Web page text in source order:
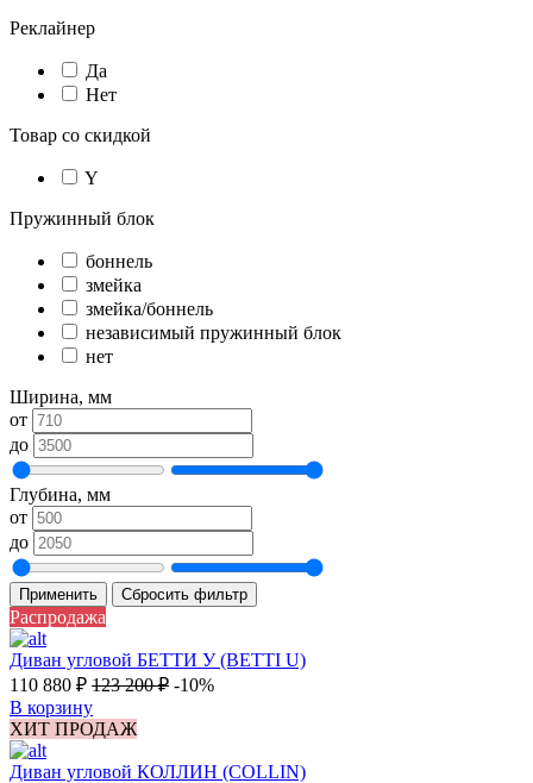
Реклайнер
Да
Нет
Товар со скидкой
Y
Пружинный блок
боннель
змейка
змейка/боннель
независимый пружинный блок
нет
Ширина, мм
от
до
Глубина, мм
от
до
Применить Сбросить фильтр
Распродажа
Диван угловой БЕТТИ У (BETTI U)
110 880 ₽ 123 200₽ -10%
В корзину
ХИТ ПРОДАЖ
Диван угловой КОЛЛИН (COLLIN)